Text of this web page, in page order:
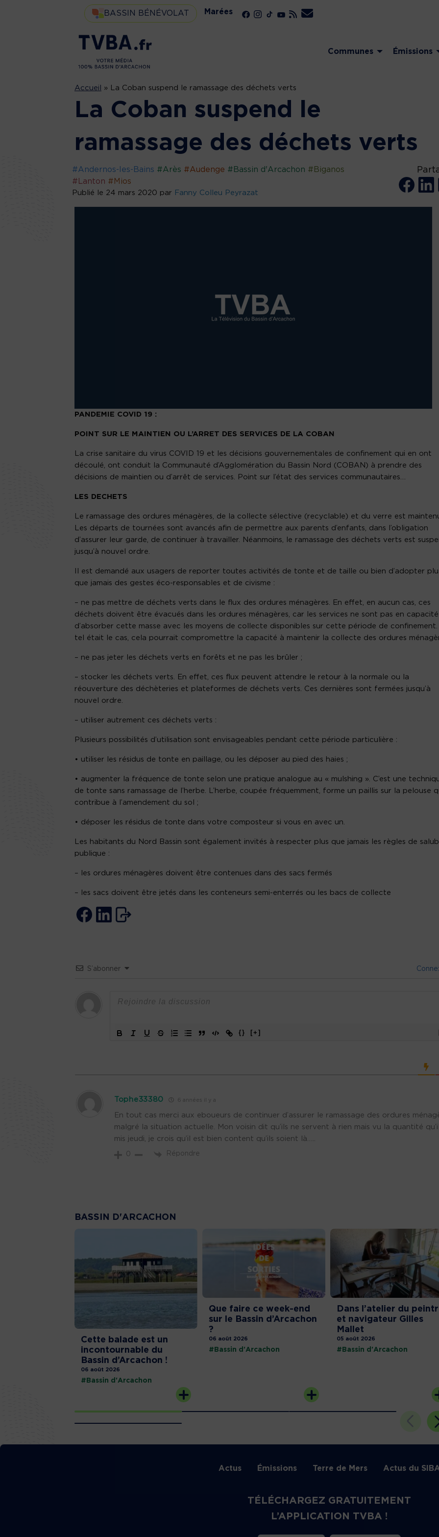
BASSIN BÉNÉVOLAT Marées
Communes Émissions
Accueil » La Coban suspend le ramassage des déchets verts
La Coban suspend le
ramassage des déchets verts
#Andernos-les-Bains #Arès #Audenge #Bassin d'Arcachon #Biganos
#Lanton #Mios
Publié le 24 mars 2020 par Fanny Colleu Peyrazat
PANDEMIE COVID 19 :
POINT SUR LE MAINTIEN OU L’ARRET DES SERVICES DE LA COBAN
La crise sanitaire du virus COVID 19 et les décisions gouvernementales de confinement qui en ont
découlé, ont conduit la Communauté d’Agglomération du Bassin Nord (COBAN) à prendre des
décisions de maintien ou d’arrêt de services. Point sur l’état des services communautaires…
LES DECHETS
Le ramassage des ordures ménagères, de la collecte sélective (recyclable) et du verre est
Les départs de tournées sont avancés afin de permettre aux parents d’enfants, dans l’obligation
d’assurer leur garde, de continuer à travailler. Néanmoins, le ramassage des déchets verts est
jusqu’à nouvel ordre.
Il est demandé aux usagers de reporter toutes activités de tonte et de taille ou bien d’adopter
que jamais des gestes éco-responsables et de civisme :
– ne pas mettre de déchets verts dans le flux des ordures ménagères. En effet, en aucun cas, ces
déchets doivent être évacués dans les ordures ménagères, car les services ne sont pas en capacité
d’absorber cette masse avec les moyens de collecte disponibles sur cette période de confinement.
tel était le cas, cela pourrait compromettre la capacité à maintenir la collecte des ordures
– ne pas jeter les déchets verts en forêts et ne pas les brûler ;
– stocker les déchets verts. En effet, ces flux peuvent attendre le retour à la normale ou la
réouverture des déchèteries et plateformes de déchets verts. Ces dernières sont fermées jusqu’à
nouvel ordre.
– utiliser autrement ces déchets verts :
Plusieurs possibilités d’utilisation sont envisageables pendant cette période particulière :
• utiliser les résidus de tonte en paillage, ou les déposer au pied des haies ;
• augmenter la fréquence de tonte selon une pratique analogue au « mulshing ». C’est une
de tonte sans ramassage de l’herbe. L’herbe, coupée fréquemment, forme un paillis sur la pelouse
contribue à l’amendement du sol ;
• déposer les résidus de tonte dans votre composteur si vous en avec un.
Les habitants du Nord Bassin sont également invités à respecter plus que jamais les règles de
publique :
– les ordures ménagères doivent être contenues dans des sacs fermés
– les sacs doivent être jetés dans les conteneurs semi-enterrés ou les bacs de collecte
S’abonner
{} [+]
Tophe33380 6 années il y a
En tout cas merci aux eboueurs de continuer d’assurer le ramassage des ordures
malgré la situation actuelle. Mon voisin dit qu’ils ne servent à rien mais vu la quantité
mis jeudi, je crois qu’il est bien content qu’ils soient là…..
0 Répondre
BASSIN D'ARCACHON
Cette balade est un
incontournable du
Bassin d’Arcachon !
06 août 2026
#Bassin d'Arcachon
Que faire ce week-end
sur le Bassin d’Arcachon
?
06 août 2026
#Bassin d'Arcachon
Dans l’atelier du
et navigateur Gilles
Mallet
05 août 2026
#Bassin d'Arcachon
Actus Émissions Terre de Mers Actus du
TÉLÉCHARGEZ GRATUITEMENT
L’APPLICATION TVBA !